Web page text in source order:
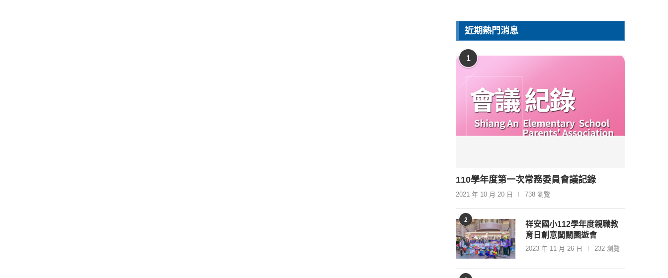
近期熱門消息
1
110學年度第一次常務委員會議記錄
2021 年 10 月 20 日 738 瀏覽
2
祥安國小112學年度親職教
育日創意闖關園遊會
2023 年 11 月 26 日 232 瀏覽